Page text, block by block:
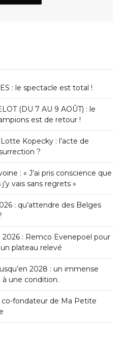
: le spectacle est total !
(DU 7 AU 9 AOÛT) : le
est de retour !
Kopecky : l’acte de
?
: « J’ai pris conscience que
vais sans regrets »
: qu’attendre des Belges
2026 : Remco Evenepoel pour
plateau relevé
2028 : un immense
à une condition.
co-fondateur de Ma Petite